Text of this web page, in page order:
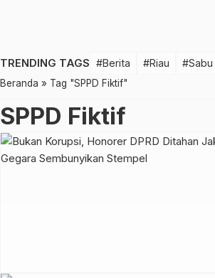
TRENDING TAGS #Berita #Riau #Sabu
Beranda » Tag "SPPD Fiktif"
SPPD Fiktif